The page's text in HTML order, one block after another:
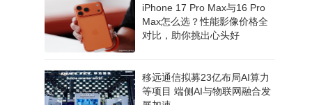
iPhone 17 Pro Max与16 Pro
Max怎么选？性能影像价格全
对比，助你挑出心头好
移远通信拟募23亿布局AI算力
等项目 端侧AI与物联网融合发